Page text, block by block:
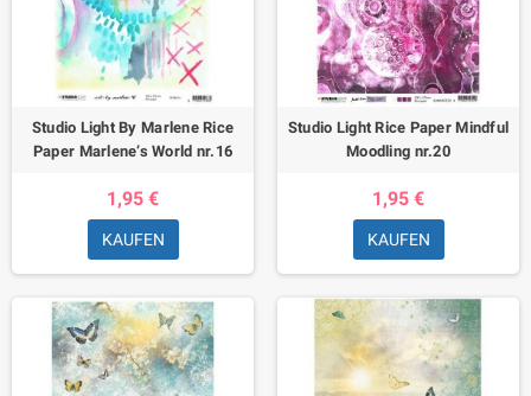
Studio Light By Marlene Rice
Paper Marlene‘s World nr.16
1,95 €
KAUFEN
Studio Light Rice Paper Mindful
Moodling nr.20
1,95 €
KAUFEN